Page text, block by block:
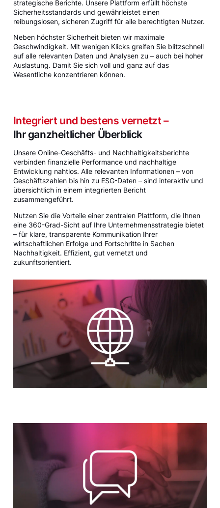
strategische Berichte. Unsere Plattform erfüllt höchste
Sicherheitsstandards und gewährleistet einen
reibungslosen, sicheren Zugriff für alle berechtigten Nutzer.
Neben höchster Sicherheit bieten wir maximale
Geschwindigkeit. Mit wenigen Klicks greifen Sie blitzschnell
auf alle relevanten Daten und Analysen zu – auch bei hoher
Auslastung. Damit Sie sich voll und ganz auf das
Wesentliche konzentrieren können.
Integriert und bestens vernetzt –
Ihr ganzheitlicher Überblick
Unsere Online-Geschäfts- und Nachhaltigkeitsberichte
verbinden finanzielle Performance und nachhaltige
Entwicklung nahtlos. Alle relevanten Informationen – von
Geschäftszahlen bis hin zu ESG-Daten – sind interaktiv und
übersichtlich in einem integrierten Bericht
zusammengeführt.
Nutzen Sie die Vorteile einer zentralen Plattform, die Ihnen
eine 360-Grad-Sicht auf Ihre Unternehmensstrategie bietet
– für klare, transparente Kommunikation Ihrer
wirtschaftlichen Erfolge und Fortschritte in Sachen
Nachhaltigkeit. Effizient, gut vernetzt und
zukunftsorientiert.